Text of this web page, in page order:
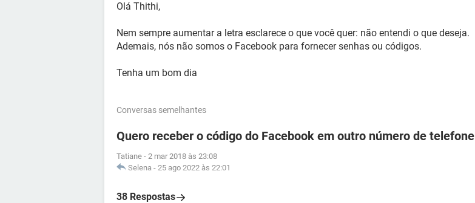
Olá Thithi,
Nem sempre aumentar a letra esclarece o que você quer: não entendi o que deseja.
Ademais, nós não somos o Facebook para fornecer senhas ou códigos.
Tenha um bom dia
Conversas semelhantes
Quero receber o código do Facebook em outro número de telefone
Tatiane - 2 mar 2018 às 23:08
Selena - 25 ago 2022 às 22:01
38 Respostas